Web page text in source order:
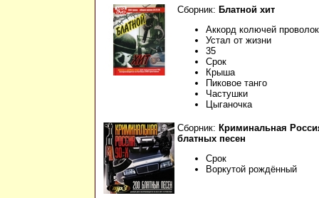
Сборник: Блатной хит
Аккорд колючей
Устал от жизни
35
Срок
Крыша
Пиковое танго
Частушки
Цыганочка
Сборник: Криминальная
блатных песен
Срок
Воркутой рождённый